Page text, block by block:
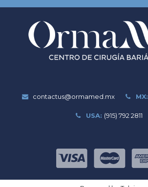
contactus@ormamed.mx MX:
USA: (915) 792 2811